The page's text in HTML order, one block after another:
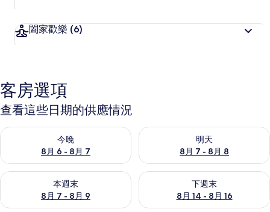
闔家歡樂 (6)
客房選項
查看這些日期的供應情況
今晚
8月 6 - 8月 7
查看今晚 (8月 6 - 8月 7) 的供應情況
明天
8月 7 - 8月 8
查看明天 (8月 7 - 8月 8) 的供
本週末
8月 7 - 8月 9
查看本週末 (8月 7 - 8月 9) 的供應情況
下週末
8月 14 - 8月 16
查看下週末 (8月 14 - 8月 16)